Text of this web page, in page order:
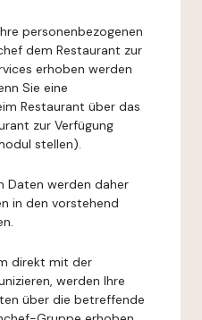
personenbezogenen
dem Restaurant zur
erhoben werden
Sie eine
Restaurant über das
zur Verfügung
stellen).
Daten werden daher
in den vorstehend
direkt mit der
werden Ihre
über die betreffende